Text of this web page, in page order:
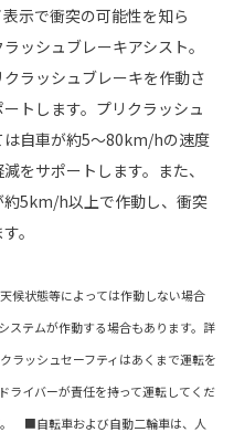
示で衝突の可能性を知ら
ッシュブレーキアシスト。
ラッシュブレーキを作動さ
トします。プリクラッシュ
は自車が約5～80km/hの速度
をサポートします。また、
5km/h以上で作動し、衝突
。
候状態等によっては作動しない場合
ステムが作動する場合もあります。詳
ッシュセーフティはあくまで運転を
ライバーが責任を持って運転してくだ
■自転車および自動二輪車は、人